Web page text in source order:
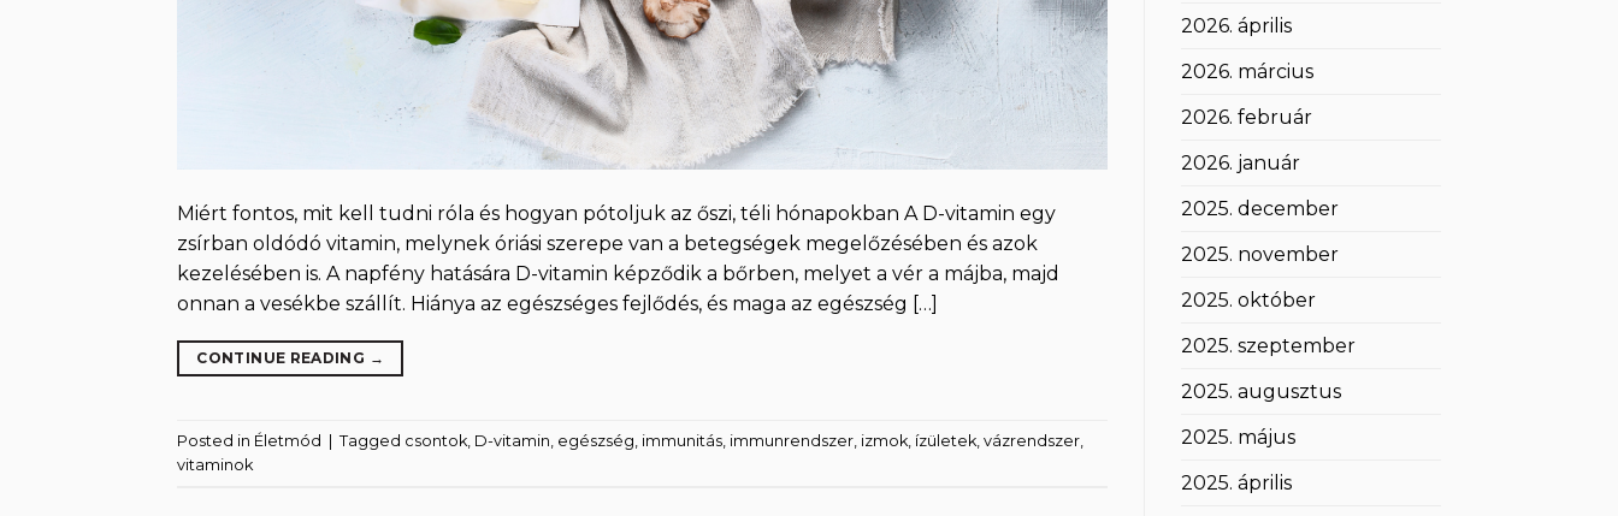
Miért fontos, mit kell tudni róla és hogyan pótoljuk az őszi, téli hónapokban A D-vitamin egy
zsírban oldódó vitamin, melynek óriási szerepe van a betegségek megelőzésében és azok
kezelésében is. A napfény hatására D-vitamin képződik a bőrben, melyet a vér a májba, majd
onnan a vesékbe szállít. Hiánya az egészséges fejlődés, és maga az egészség […]
CONTINUE READING →
Posted in Életmód Tagged csontok D-vitamin egészség immunitás immunrendszer izmok ízületek vázrendszer
vitaminok
2026. április
2026. március
2026. február
2026. január
2025. december
2025. november
2025. október
2025. szeptember
2025. augusztus
2025. május
2025. április